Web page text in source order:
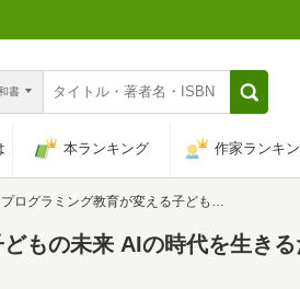
書
本ランキング 作家ランキ
プログラミング教育が変える子どもの未来 AIの時代を生きるために親が知っておきたい4つのこと
もの未来 AIの時代を生き